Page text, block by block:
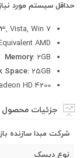
حداقل سیستم مورد
Vista, Win 7
AMD
Memory: 2GB
Space: 25GB
HD 4200
جزئیات محصول
شرکت مبدا سازنده
نوع دیسک